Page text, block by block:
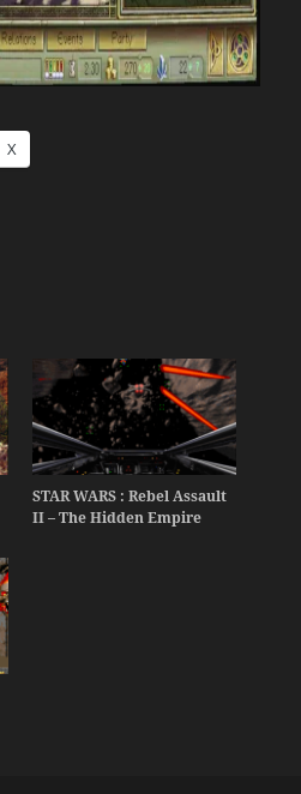
X
STAR WARS : Rebel Assault
II – The Hidden Empire